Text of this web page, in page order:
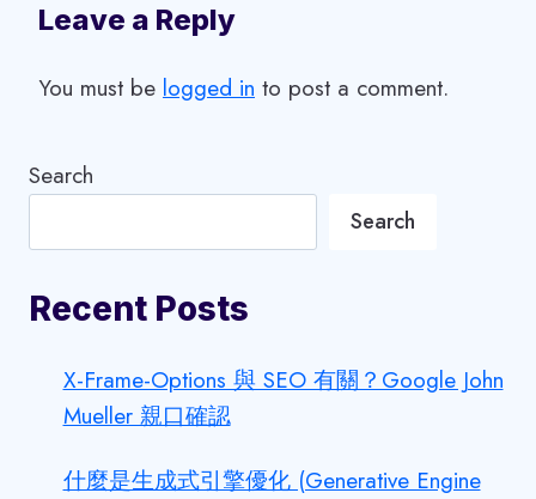
Leave a Reply
You must be logged in to post a comment.
Search
Search
Recent Posts
X-Frame-Options 與 SEO 有關？Google John
Mueller 親口確認
什麼是生成式引擎優化 (Generative Engine